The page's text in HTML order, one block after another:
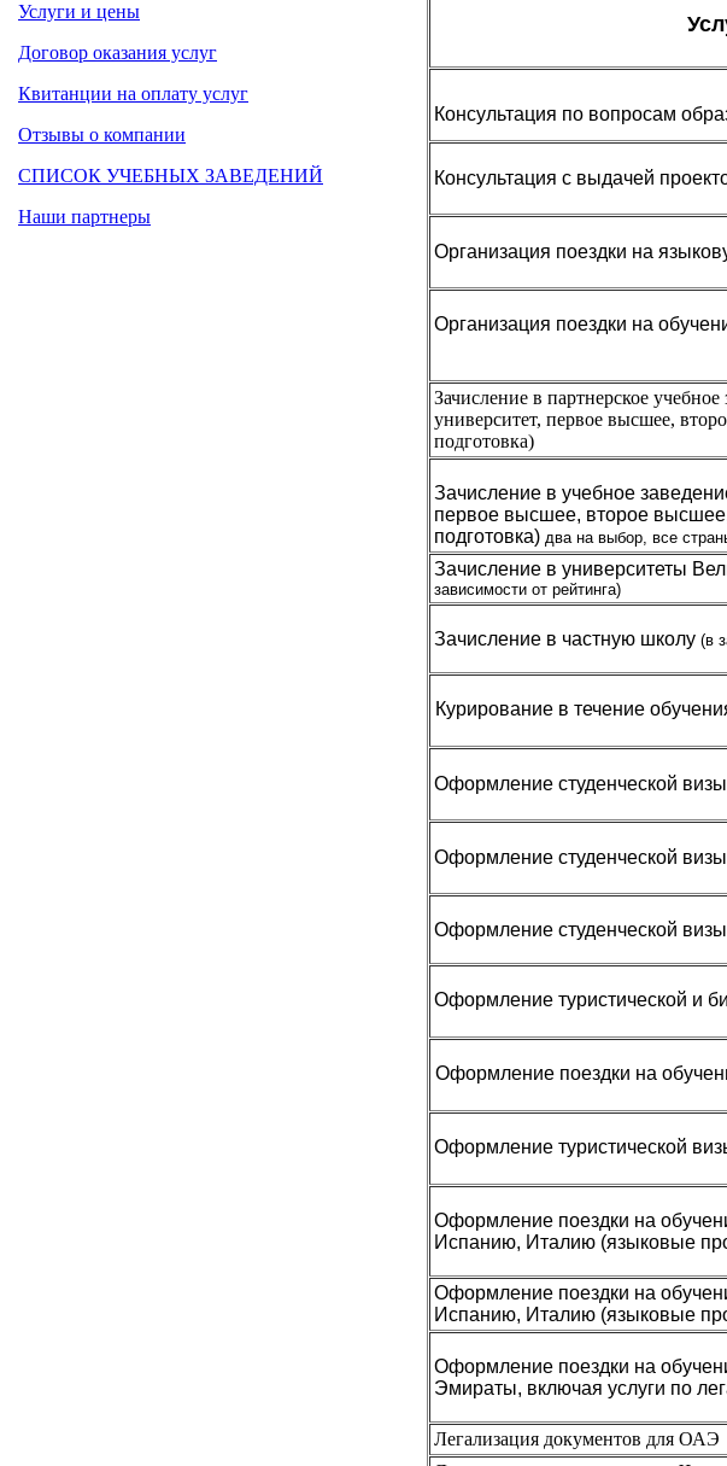
Услуги и цены
Договор оказания услуг
Квитанции на оплату услуг
Отзывы о компании
СПИСОК УЧЕБНЫХ ЗАВЕДЕНИЙ
Наши партнеры
Консультация по вопросам
Консультация с выдачей
Организация поездки на
Организация поездки на
Зачисление в партнерское учебное
университет, первое высшее,
подготовка)
Зачисление в учебное
первое высшее, второе
подготовка) два на выбор, все
Зачисление в университеты
зависимости от рейтинга)
Зачисление в частную школу (в
Курирование в течение
Оформление студенческой
Оформление студенческой
Оформление студенческой
Оформление туристической и
Оформление поездки на
Оформление туристической
Оформление поездки на
Испанию, Италию (языковые
Оформление поездки на
Испанию, Италию (языковые
Оформление поездки на
Эмираты, включая услуги по
Легализация документов для ОАЭ